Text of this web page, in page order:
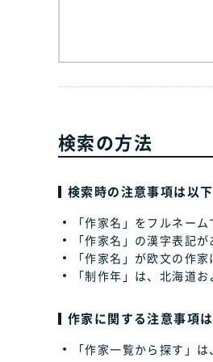
検索の方法
検索時の注意事項は以
「作家名」をフルネー
「作家名」の漢字表記
「作家名」が欧文の作
「制作年」は、北海道
作家に関する注意事項
「作家一覧から探す」